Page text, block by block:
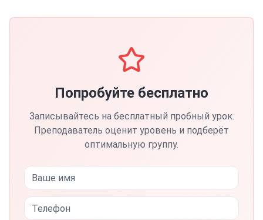
Попробуйте бесплатно
Записывайтесь на бесплатный пробный урок.
Преподаватель оценит уровень и подберёт
оптимальную группу.